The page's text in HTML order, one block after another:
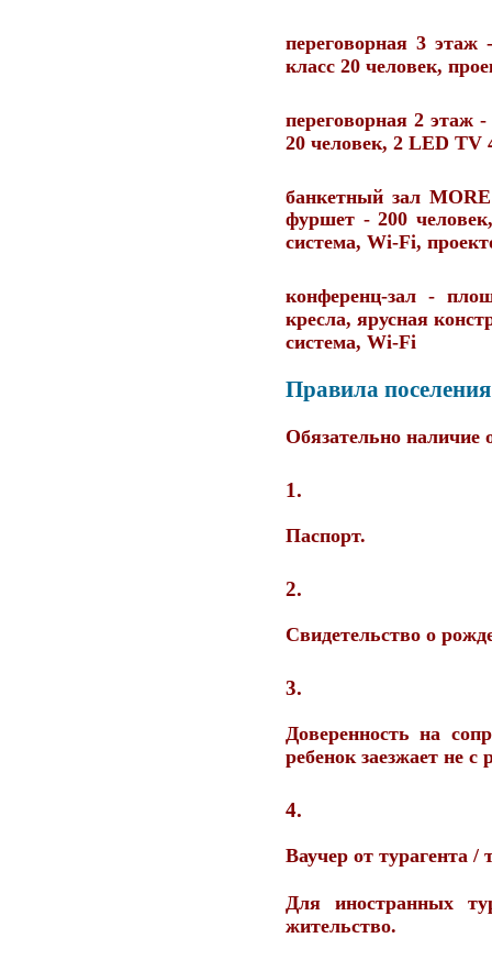
переговорная 3 этаж
класс 20 человек,
переговорная 2 этаж -
20 человек, 2 LED TV
банкетный зал
фуршет - 200
система, Wi-Fi,
конференц-зал -
кресла, ярусная
система, Wi-Fi
Правила
Обязательно наличие
Паспорт.
Свидетельство о
Доверенность на
ребенок заезжает не с
Ваучер от турагента /
Для иностранных
жительство.